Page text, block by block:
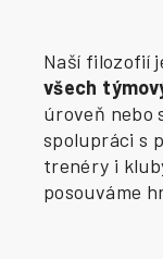
Naší filozofií
všech
úroveň nebo
spolupráci s
trenéry i
posouváme